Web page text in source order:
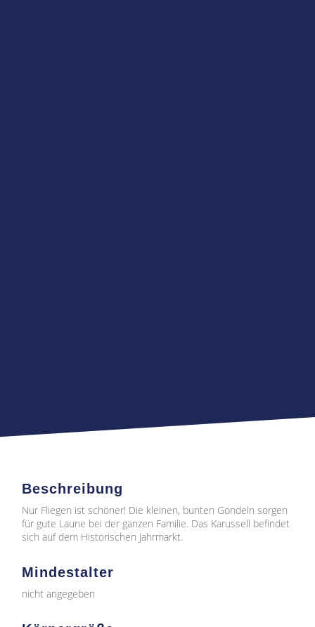
Beschreibung
Nur Fliegen ist schöner! Die kleinen, bunten Gondeln sorgen
für gute Laune bei der ganzen Familie. Das Karussell befindet
sich auf dem Historischen Jahrmarkt.
Mindestalter
nicht angegeben